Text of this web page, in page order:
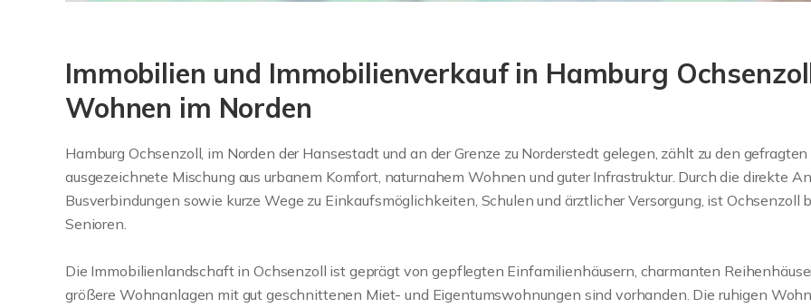
Immobilien und Immobilienverkauf in Hamburg
Wohnen im Norden
Hamburg Ochsenzoll, im Norden der Hansestadt und an der Grenze zu Norderstedt gelegen, zählt zu den
ausgezeichnete Mischung aus urbanem Komfort, naturnahem Wohnen und guter Infrastruktur. Durch die direkte
Busverbindungen sowie kurze Wege zu Einkaufsmöglichkeiten, Schulen und ärztlicher Versorgung, ist
Senioren.
Die Immobilienlandschaft in Ochsenzoll ist geprägt von gepflegten Einfamilienhäusern, charmanten
größere Wohnanlagen mit gut geschnittenen Miet- und Eigentumswohnungen sind vorhanden. Die ruhigen